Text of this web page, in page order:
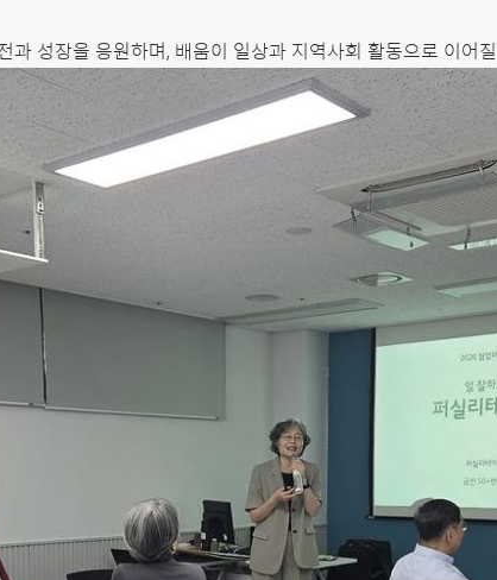
성장을 응원하며, 배움이 일상과 지역사회 활동으로 이어